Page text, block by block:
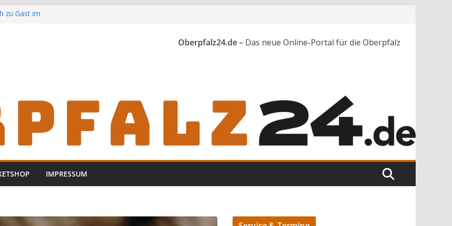
zu Gast im
Oberpfalz24.de – Das neue Online-Portal für die Oberpfalz
IMPRESSUM